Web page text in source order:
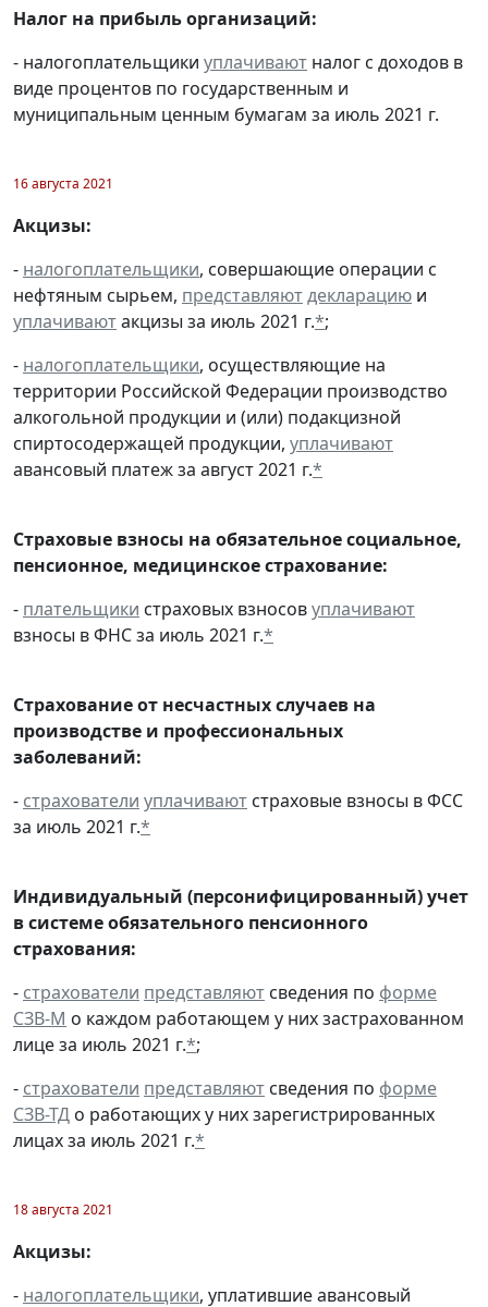
Налог на прибыль организаций:
- налогоплательщики уплачивают налог с доходов в
виде процентов по государственным и
муниципальным ценным бумагам за июль 2021 г.
16 августа 2021
Акцизы:
- налогоплательщики, совершающие операции с
нефтяным сырьем, представляютдекларацию и
уплачиваютакцизы за июль 2021 г.*;
- налогоплательщики, осуществляющие на
территории Российской Федерации производство
алкогольной продукции и (или) подакцизной
спиртосодержащей продукции, уплачивают
авансовый платеж за август 2021 г.*
Страховые взносы на обязательное социальное,
пенсионное, медицинское страхование:
- плательщики страховых взносовуплачивают
взносы в ФНС за июль 2021 г.*
Страхование от несчастных случаев на
производстве и профессиональных
заболеваний:
- страхователи уплачивают страховые взносы в ФСС
за июль 2021 г.*
Индивидуальный (персонифицированный) учет
в системе обязательного пенсионного
страхования:
- страхователи представляют сведения по форме
СЗВ-М о каждом работающем у них застрахованном
лице за июль 2021 г.*;
- страхователи представляют сведения по форме
СЗВ-ТД о работающих у них зарегистрированных
лицах за июль 2021 г.*
18 августа 2021
Акцизы:
- налогоплательщики, уплатившие авансовый